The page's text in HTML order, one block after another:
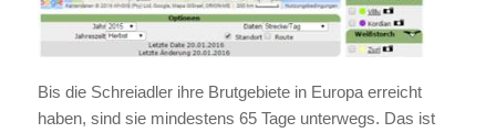
Bis die Schreiadler ihre Brutgebiete in Europa erreicht
haben, sind sie mindestens 65 Tage unterwegs. Das ist